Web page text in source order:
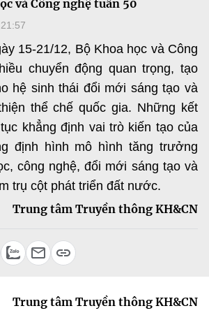
Công nghệ
thông
lường, chất lượng
tử
điều hành
dân về dự thảo VBQPPL
nghệ
thông
chất lượng
và Công nghệ tuần 50
15-21/12, Bộ Khoa học và Công
chuyển động quan trọng, tạo
hệ sinh thái đổi mới sáng tạo và
thể chế quốc gia. Những kết
khẳng định vai trò kiến tạo của
định hình mô hình tăng trưởng
công nghệ, đổi mới sáng tạo và
trụ cột phát triển đất nước.
Trung tâm Truyền thông KH&CN
Trung tâm Truyền thông KH&CN